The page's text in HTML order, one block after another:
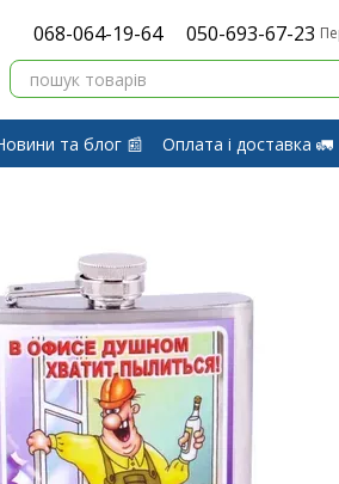
068-064-19-64 050-693-67-23
та блог 📰 Оплата і доставка 🚛
⭐
Договір публічної оферти